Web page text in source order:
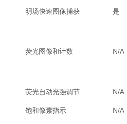
明场快速图像捕获 是
荧光图像和计数 N/A
荧光自动光强调节 N/A
饱和像素指示 N/A